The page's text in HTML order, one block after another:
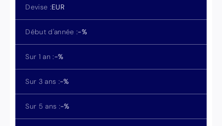
Devise :EUR
Début d'année :-%
Sur 1 an :-%
Sur 3 ans :-%
Sur 5 ans :-%